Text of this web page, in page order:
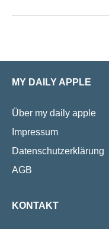
MY DAILY APPLE
Über my daily apple
Impressum
Datenschutzerklärung
AGB
KONTAKT